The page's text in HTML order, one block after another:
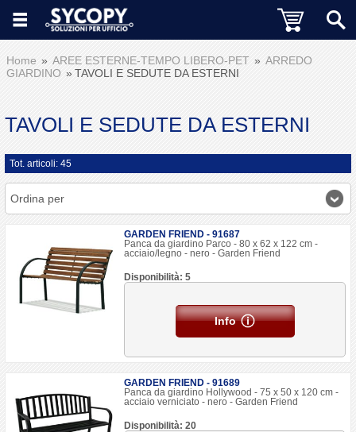
Home AREE ESTERNE-TEMPO LIBERO-PET
ARREDO
GIARDINO
TAVOLI E SEDUTE DA ESTERNI
TAVOLI E SEDUTE DA ESTERNI
Tot. articoli: 45
Ordina per
GARDEN FRIEND - 91687
Panca da giardino Parco - 80 x 62 x 122 cm -
acciaio/legno - nero - Garden Friend
Disponibilità: 5
Info
GARDEN FRIEND - 91689
Panca da giardino Hollywood - 75 x 50 x 120 cm -
acciaio verniciato - nero - Garden Friend
Disponibilità: 20